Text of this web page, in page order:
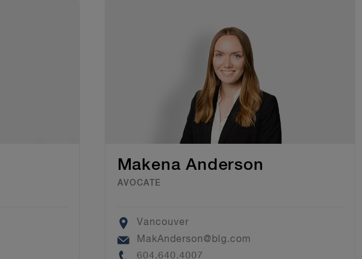
Makena Anderson
AVOCATE
Location
Vancouver
EmailMakAnderson@blg.com
Phone
604.640.4007